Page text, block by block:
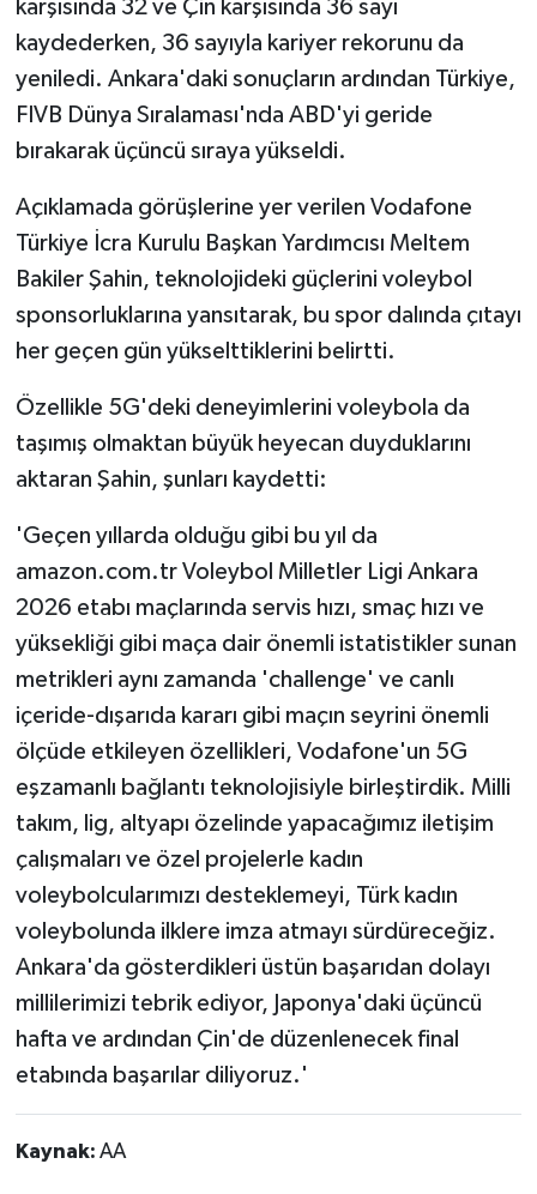
karşısında 32 ve Çin karşısında 36 sayı
kaydederken, 36 sayıyla kariyer rekorunu da
yeniledi. Ankara'daki sonuçların ardından Türkiye,
FIVB Dünya Sıralaması'nda ABD'yi geride
bırakarak üçüncü sıraya yükseldi.
Açıklamada görüşlerine yer verilen Vodafone
Türkiye İcra Kurulu Başkan Yardımcısı Meltem
Bakiler Şahin, teknolojideki güçlerini voleybol
sponsorluklarına yansıtarak, bu spor dalında çıtayı
her geçen gün yükselttiklerini belirtti.
Özellikle 5G'deki deneyimlerini voleybola da
taşımış olmaktan büyük heyecan duyduklarını
aktaran Şahin, şunları kaydetti:
'Geçen yıllarda olduğu gibi bu yıl da
amazon.com.tr Voleybol Milletler Ligi Ankara
2026 etabı maçlarında servis hızı, smaç hızı ve
yüksekliği gibi maça dair önemli istatistikler sunan
metrikleri aynı zamanda 'challenge' ve canlı
içeride-dışarıda kararı gibi maçın seyrini önemli
ölçüde etkileyen özellikleri, Vodafone'un 5G
eşzamanlı bağlantı teknolojisiyle birleştirdik. Milli
takım, lig, altyapı özelinde yapacağımız iletişim
çalışmaları ve özel projelerle kadın
voleybolcularımızı desteklemeyi, Türk kadın
voleybolunda ilklere imza atmayı sürdüreceğiz.
Ankara'da gösterdikleri üstün başarıdan dolayı
millilerimizi tebrik ediyor, Japonya'daki üçüncü
hafta ve ardından Çin'de düzenlenecek final
etabında başarılar diliyoruz.'
Kaynak: AA